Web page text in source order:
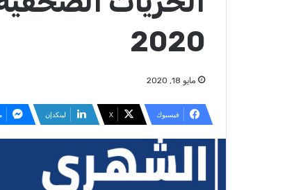
2020
مايو 18, 2020
فيسبوك ‫X لينكدإن